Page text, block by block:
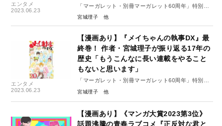
エンタメ
2023.06.23
「マーガレット・別冊マーガレット60周年」特別イ
ンタビュー#７（後編）
宮城理子
エンタメ
2023.06.23
【漫画あり】『メイちゃんの執事DX』最
終巻！ 作者・宮城理子が振り返る17年の
歴史「もうこんなに長い連載をやること
もないと思います」
「マーガレット・別冊マーガレット60周年」特別イ
ンタビュー#7（前編）
宮城理子
【漫画あり】《マンガ大賞2023第3位》
話題沸騰の青春ラブコメ『正反対な君と